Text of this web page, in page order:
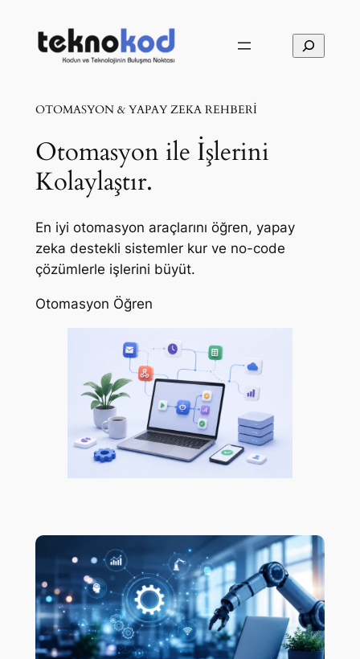
Ara
OTOMASYON & YAPAY ZEKA REHBERİ
Otomasyon ile İşlerini
Kolaylaştır.
En iyi otomasyon araçlarını öğren, yapay
zeka destekli sistemler kur ve no-code
çözümlerle işlerini büyüt.
Otomasyon Öğren